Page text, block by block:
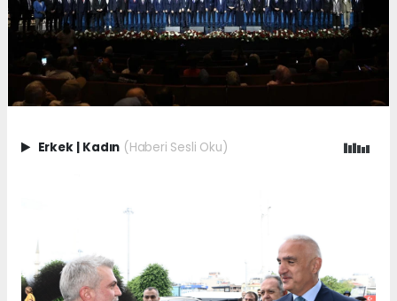
Erkek Kadın (Haberi Sesli Oku)